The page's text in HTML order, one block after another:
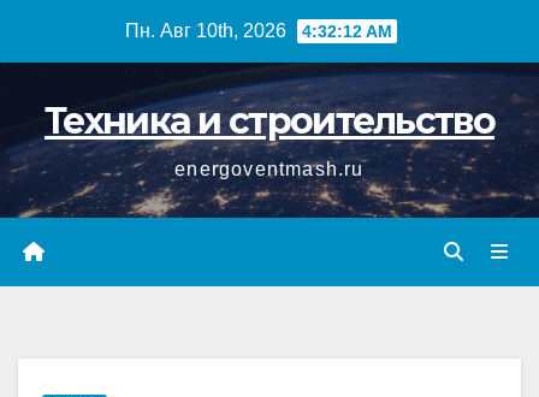
Пн. Авг 10th, 2026 4:32:13 AM
Техника и строительство
energoventmash.ru